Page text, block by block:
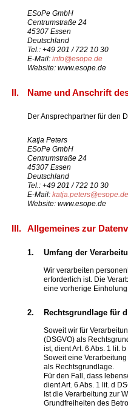
ESoPe GmbH
Centrumstraße 24
45307 Essen
Deutschland
Tel.: +49 201 / 722 10 30
E-Mail: info@esope.de
Website: www.esope.de
II. Name und Anschrift
Der Ansprechpartner für den
Katja Peters
ESoPe GmbH
Centrumstraße 24
45307 Essen
Deutschland
Tel.: +49 201 / 722 10 30
E-Mail: katja.peters@esope.de
Website: www.esope.de
III. Allgemeines zur
1. Umfang der
Wir verarbeiten
erforderlich ist. Die
eine vorherige
2. Rechtsgrundlage für
Soweit wir für
(DSGVO) als
ist, dient Art. 6 Abs. 1 lit.
Soweit eine
als Rechtsgrundlage.
Für den Fall, dass
dient Art. 6 Abs. 1 lit. d
Ist die Verarbeitung zur
Grundfreiheiten des